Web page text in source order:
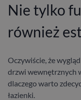
Nie tylko
również
Oczywiście, że
drzwi wewnętrznych
dlaczego warto
łazienki.